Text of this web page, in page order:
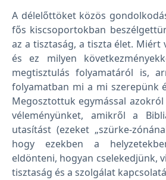
A délelőttöket közös
fős kiscsoportokban
az a tisztaság, a tiszta élet. Miért
és ez milyen
megtisztulás folyamatáról is,
folyamatban mi a mi szerepünk
Megosztottuk egymással
véleményünket, amikről a
utasítást (ezeket „szürke-
hogy ezekben a
eldönteni, hogyan cselekedjünk,
tisztaság és a szolgálat